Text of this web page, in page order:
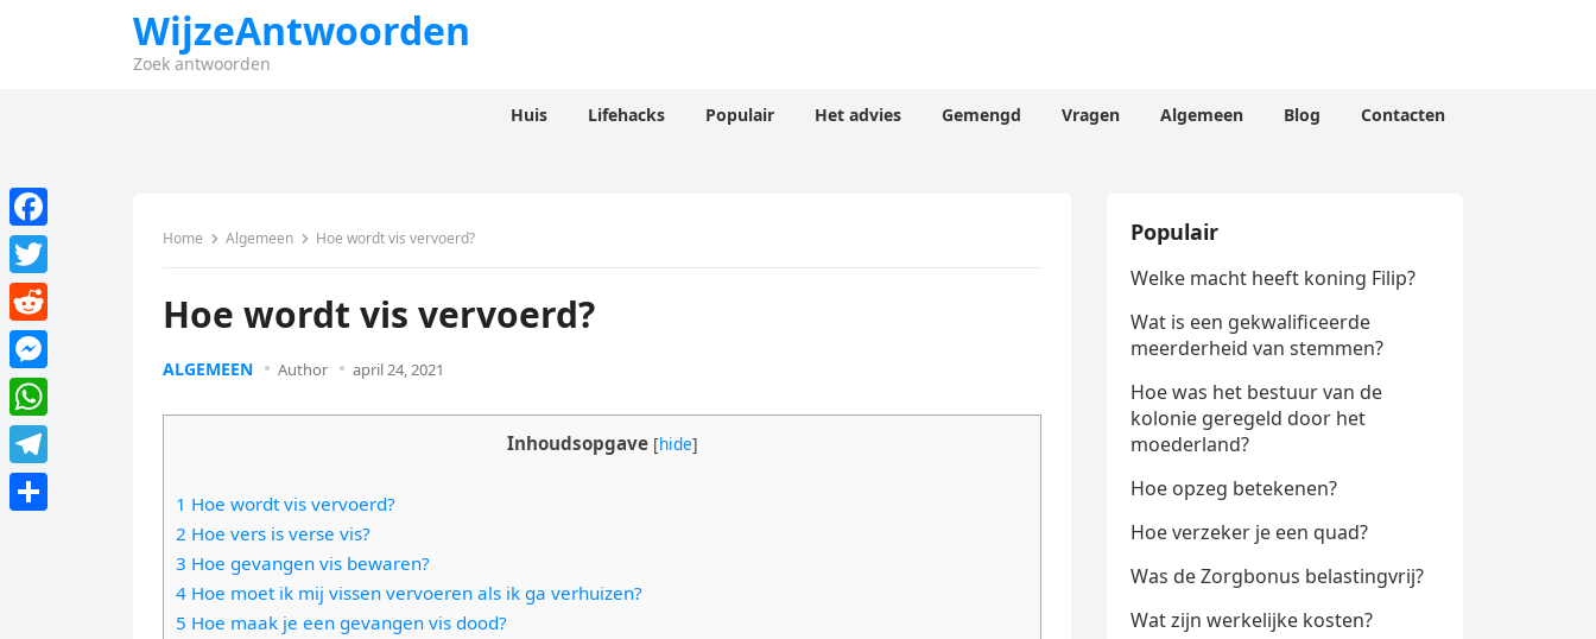
WijzeAntwoorden
Zoek antwoorden
Huis Lifehacks Populair Het advies Gemengd Vragen Algemeen Blog Contacten
Home Algemeen Hoe wordt vis vervoerd?
Hoe wordt vis vervoerd?
ALGEMEEN Author april 24, 2021
Inhoudsopgave [hide]
1 Hoe wordt vis vervoerd?
2 Hoe vers is verse vis?
3 Hoe gevangen vis bewaren?
4 Hoe moet ik mij vissen vervoeren als ik ga verhuizen?
5 Hoe maak je een gevangen vis dood?
Populair
Welke macht heeft koning Filip?
Wat is een gekwalificeerde
meerderheid van stemmen?
Hoe was het bestuur van de
kolonie geregeld door het
moederland?
Hoe opzeg betekenen?
Hoe verzeker je een quad?
Was de Zorgbonus belastingvrij?
Wat zijn werkelijke kosten?
F
a
c
e
b
o
o
k
T
w
i
t
t
e
R
e
d
d
M
e
s
s
W
h
a
T